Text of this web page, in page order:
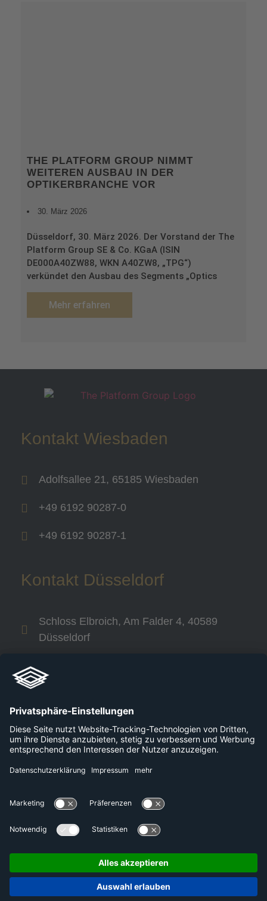
THE PLATFORM GROUP NIMMT
WEITEREN AUSBAU IN DER
OPTIKERBRANCHE VOR
30. März 2026
Düsseldorf, 30. März 2026. Der Vorstand der The
Platform Group SE & Co. KGaA (ISIN
DE000A40ZW88, WKN A40ZW8, „TPG“)
verkündet den Ausbau des Segments „Optics
Mehr erfahren
Kontakt Wiesbaden
Adolfsallee 21, 65185 Wiesbaden
+49 6192 90287-0
+49 6192 90287-1
Kontakt Düsseldorf
Schloss Elbroich, Am Falder 4, 40589
Düsseldorf
Links
Unternehmen
Plattformen
Datenschutzerklärung